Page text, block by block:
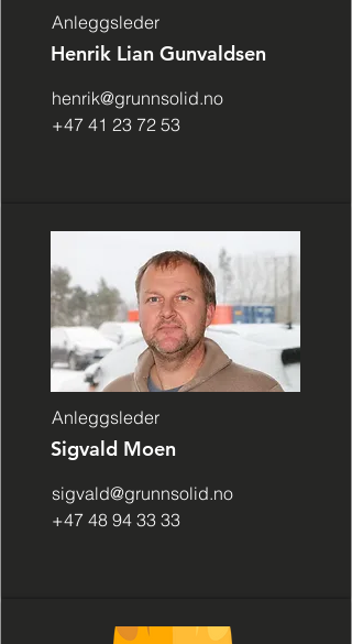
Anleggsleder
Henrik Lian Gunvaldsen
henrik@grunnsolid.no
+47 41 23 72 53
Anleggsleder
Sigvald Moen
sigvald@grunnsolid.no
+47 48 94 33 33